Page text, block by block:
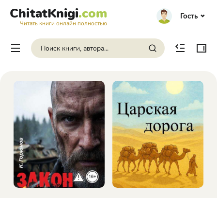
ChitatKnigi.com
Читать книги онлайн полностью
Гость